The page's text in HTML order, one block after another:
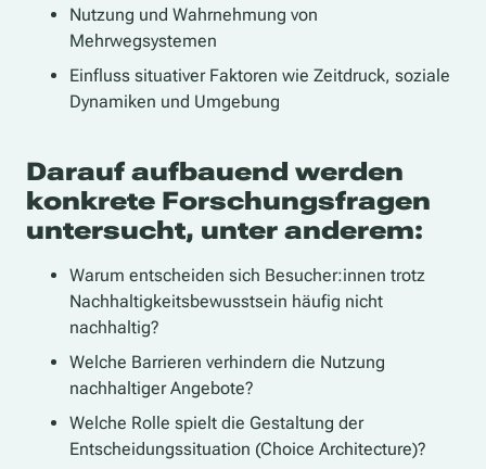
Nutzung und Wahrnehmung von
Mehrwegsystemen
Einfluss situativer Faktoren wie Zeitdruck, soziale
Dynamiken und Umgebung
Darauf aufbauend werden
konkrete Forschungsfragen
untersucht, unter anderem:
Warum entscheiden sich Besucher:innen trotz
Nachhaltigkeitsbewusstsein häufig nicht
nachhaltig?
Welche Barrieren verhindern die Nutzung
nachhaltiger Angebote?
Welche Rolle spielt die Gestaltung der
Entscheidungssituation (Choice Architecture)?